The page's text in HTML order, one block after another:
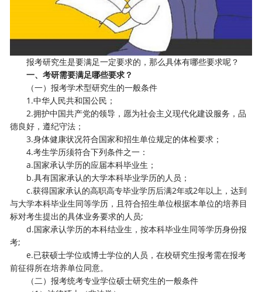
报考研究生是要满足一定要求的，那么具体有哪些要求呢？
一、考研需要满足哪些要求？
（一）报考学术型研究生的一般条件
1.中华人民共和国公民；
2.拥护中国共产党的领导，愿为社会主义现代化建设服务，品
德良好，遵纪守法；
3.身体健康状况符合国家和招生单位规定的体检要求；
4.考生学历须符合下列条件之一：
a.国家承认学历的应届本科毕业生；
b.具有国家承认的大学本科毕业学历的人员；
c.获得国家承认的高职高专毕业学历后满2年或2年以上，达到
与大学本科毕业生同等学历，且符合招生单位根据本单位的培养目
标对考生提出的具体业务要求的人员;
d.国家承认学历的本科结业生，按本科毕业生同等学历身份报
考;
e.已获硕士学位或博士学位的人员，在校研究生报考需在报考
前征得所在培养单位同意。
（二）报考统考专业学位硕士研究生的一般条件